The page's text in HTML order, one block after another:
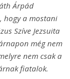
Árpád
hogy a mostani
Szíve Jezsuita
még nem
nem csak a
fiatalok.